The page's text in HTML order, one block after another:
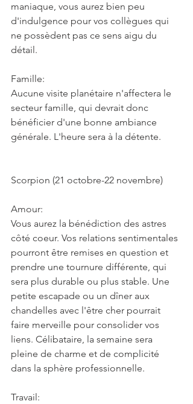
maniaque, vous aurez bien peu
d'indulgence pour vos collègues qui
ne possèdent pas ce sens aigu du
détail.
Famille:
Aucune visite planétaire n'affectera le
secteur famille, qui devrait donc
bénéficier d'une bonne ambiance
générale. L'heure sera à la détente.
Scorpion (21 octobre-22 novembre)
Amour:
Vous aurez la bénédiction des astres
côté coeur. Vos relations sentimentales
pourront être remises en question et
prendre une tournure différente, qui
sera plus durable ou plus stable. Une
petite escapade ou un dîner aux
chandelles avec l'être cher pourrait
faire merveille pour consolider vos
liens. Célibataire, la semaine sera
pleine de charme et de complicité
dans la sphère professionnelle.
Travail: